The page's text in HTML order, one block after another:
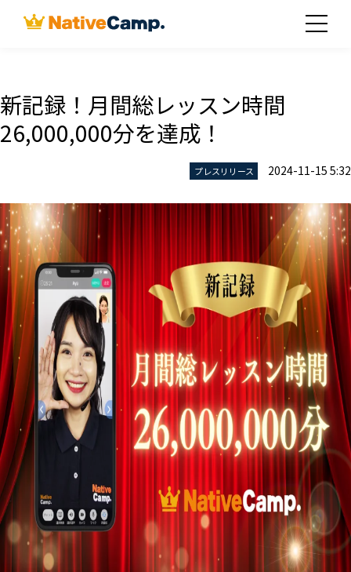
新記録！月間総レッスン時間
26,000,000分を達成！
プレスリリース 2024-11-15 5:32